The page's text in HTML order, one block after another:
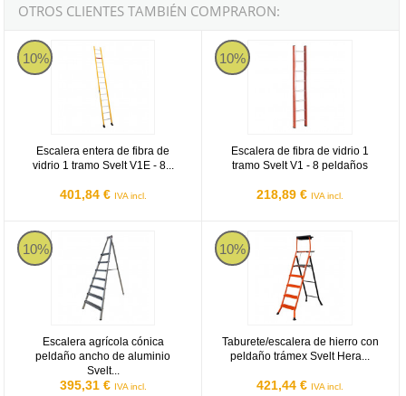
OTROS CLIENTES TAMBIÉN COMPRARON:
10%
Escalera entera de fibra de
vidrio 1 tramo Svelt V1E - 8...
401,84 € IVA incl.
Escalera entera de fibra de vidrio 1 tramo Svelt V1E - 8 peldaños
10%
Escalera de fibra de vidrio 1
tramo Svelt V1 - 8 peldaños
218,89 € IVA incl.
Svelt V1
10%
Escalera agrícola cónica
peldaño ancho de aluminio
Svelt...
395,31 € IVA incl.
Svelt Agrilujo Maxi
10%
Taburete/escalera de hierro con
peldaño trámex Svelt Hera...
421,44 € IVA incl.
Taburete/escalera de hierro con